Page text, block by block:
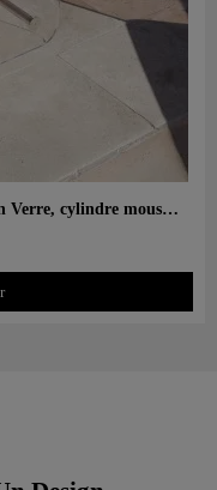
Table basse design XL MW – Plateau en Verre, cylindre mousse alvéolaire